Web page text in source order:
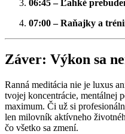
06:45 – Ľahké
07:00 – Raňajky a
Záver: Výkon sa
Ranná meditácia nie je luxus
tvojej koncentrácie, mentálnej
maximum. Či už si
len milovník aktívneho
čo všetko sa zmení.